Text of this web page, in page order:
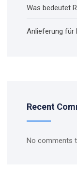
Was bedeutet
Anlieferung für
Recent
No comments